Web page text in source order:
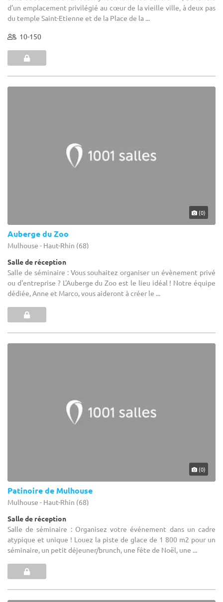
d’un emplacement privilégié au cœur de la vieille ville, à deux pas
du temple Saint-Etienne et de la Place de la ...
10-150
(0)
Auberge du Zoo
Mulhouse - Haut-Rhin (68)
Salle de réception
Salle de séminaire : Vous souhaitez organiser un évènement privé
ou d'entreprise ? L'Auberge du Zoo est le lieu idéal ! Notre équipe
dédiée, Anne et Marco, vous aideront à créer le ...
(0)
Patinoire de Mulhouse
Mulhouse - Haut-Rhin (68)
Salle de réception
Salle de séminaire : Organisez votre événement dans un cadre
atypique et unique ! Louez la piste de glace de 1 800 m2 pour un
séminaire, un petit déjeuner/brunch, une fête de Noël, une ...